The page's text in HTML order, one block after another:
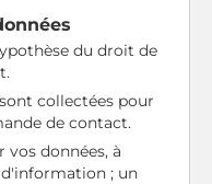
du droit de
collectées pour
de contact.
vos données, à
; un